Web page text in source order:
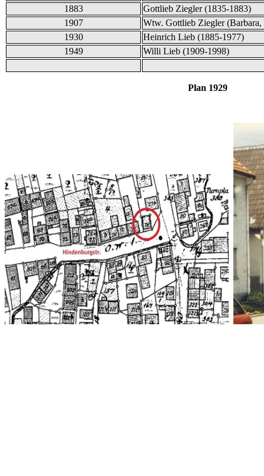
1883
Gottlieb Ziegler (1835-1883)
1907
Wtw. Gottlieb Ziegler (Barbara,
1930
Heinrich Lieb (1885-1977)
1949
Willi Lieb (1909-1998)
Plan